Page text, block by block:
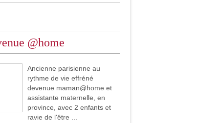
@home
Ancienne parisienne au
rythme de vie effréné
devenue maman@home et
assistante maternelle, en
province, avec 2 enfants et
ravie de l'être ...